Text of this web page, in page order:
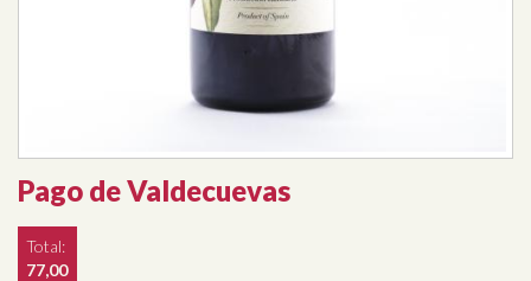
Pago de Valdecuevas
Total:
77,00